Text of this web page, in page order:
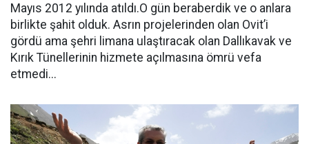
Mayıs 2012 yılında atıldı.O gün beraberdik ve o anlara
birlikte şahit olduk. Asrın projelerinden olan Ovit’i
gördü ama şehri limana ulaştıracak olan Dallıkavak ve
Kırık Tünellerinin hizmete açılmasına ömrü vefa
etmedi...